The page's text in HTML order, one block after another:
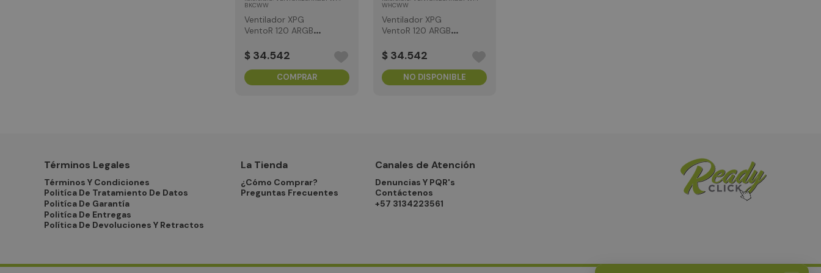
BKCWW
Ventilador XPG
VentoR 120 ARGB
$ 34.542
COMPRAR
WHCWW
Ventilador XPG
VentoR 120 ARGB
$ 34.542
NO DISPONIBLE
Términos Legales
Términos Y Condiciones
Politíca De Tratamiento De Datos
Politíca De Garantía
Politíca De Entregas
Política De Devoluciones Y Retractos
La Tienda
¿Cómo Comprar?
Preguntas Frecuentes
Canales de Atención
Denuncias Y PQR's
Contáctenos
+57 3134223561